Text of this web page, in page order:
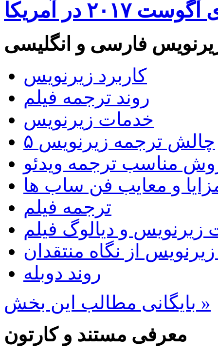
در آمریکا
فارسی و انگلیسی
کاربرد زیرنویس
روند ترجمه فیلم
خدمات زیرنویس
۵ چالش ترجمه زیرنویس
مناسب ترجمه ویدئو
و معایب فن ساب ها
ترجمه فیلم
زیرنویس و دیالوگ فیلم
زیرنویس از نگاه منتقدان
روند دوبله
بایگانی مطالب این بخش »
معرفی مستند و کارتون